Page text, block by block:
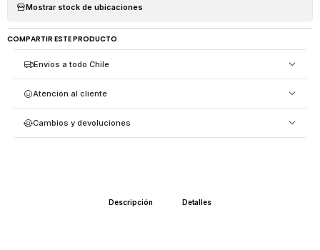
Mostrar stock de ubicaciones
COMPARTIR ESTE PRODUCTO
Envíos a todo Chile
Atención al cliente
Cambios y devoluciones
Descripción Detalles